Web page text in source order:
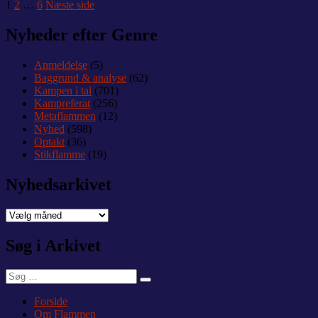
30-
(19-
12)”
Indlægsinddeling
Side
1 Side
2 … Side
6 Næste side
Nyheder efter Genre
Anmeldelse (5)
Baggrund & analyse (62)
Kampen i tal (701)
Kampreferat (256)
Metaflammen (12)
Nyhed (598)
Optakt (36)
Stikflamme (19)
Nyhedsarkivet
Nyhedsarkivet
Søg i Arkivet
Søg
efter:
Søg
Forside
Om Flammen